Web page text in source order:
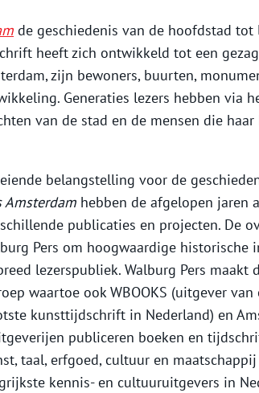
de geschiedenis van de hoofdstad tot
heeft zich ontwikkeld tot een
zijn bewoners, buurten,
Generaties lezers hebben via
van de stad en de mensen die haar
belangstelling voor de
Amsterdam hebben de afgelopen jaren
publicaties en projecten. De
Pers om hoogwaardige historische
lezerspubliek. Walburg Pers maakt
waartoe ook WBOOKS (uitgever van
kunsttijdschrift in Nederland) en
publiceren boeken en
taal, erfgoed, cultuur en
kennis- en cultuuruitgevers in